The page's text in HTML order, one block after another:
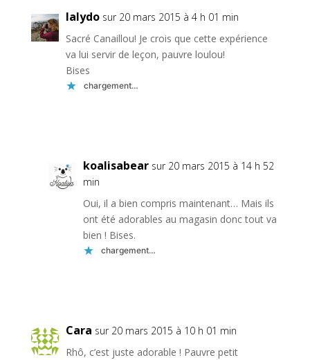
lalydo sur 20 mars 2015 à 4 h 01 min
Sacré Canaillou! Je crois que cette expérience
va lui servir de leçon, pauvre loulou!
Bises
chargement…
koalisabear sur 20 mars 2015 à 14 h 52
min
Oui, il a bien compris maintenant… Mais ils
ont été adorables au magasin donc tout va
bien ! Bises.
chargement…
Cara sur 20 mars 2015 à 10 h 01 min
Rhô, c’est juste adorable ! Pauvre petit